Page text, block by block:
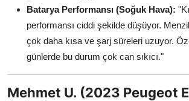
Batarya Performansı (Soğuk Hava):
performansı ciddi şekilde düşüyor.
çok daha kısa ve şarj süreleri uzuyor.
günlerde bu durum çok can sıkıcı."
Mehmet U. (2023 Peugeot